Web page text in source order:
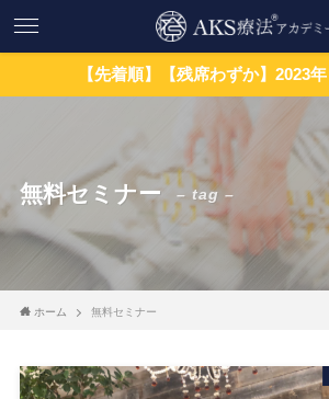
【先着順】【残席わずか】2023年４
無料セミナー – tag –
ホーム 無料セミナー